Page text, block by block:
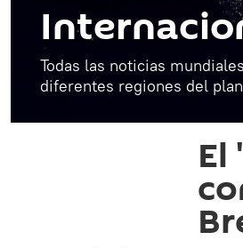
Todas las noticias
diferentes regiones del
El